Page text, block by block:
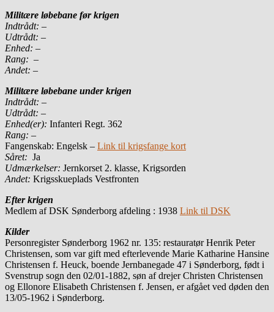
Militære løbebane før krigen
Indtrådt: –
Udtrådt: –
Enhed: –
Rang: –
Andet: –
Militære løbebane under krigen
Indtrådt: –
Udtrådt: –
Enhed(er): Infanteri Regt. 362
Rang: –
Fangenskab: Engelsk – Link til krigsfange kort
Såret: Ja
Udmærkelser: Jernkorset 2. klasse, Krigsorden
Andet: Krigsskueplads Vestfronten
Efter krigen
Medlem af DSK Sønderborg afdeling : 1938 Link til DSK
Kilder
Personregister Sønderborg 1962 nr. 135: restauratør Henrik Peter
Christensen, som var gift med efterlevende Marie Katharine Hansine
Christensen f. Heuck, boende Jernbanegade 47 i Sønderborg, født i
Svenstrup sogn den 02/01-1882, søn af drejer Christen Christensen
og Ellonore Elisabeth Christensen f. Jensen, er afgået ved døden den
13/05-1962 i Sønderborg.